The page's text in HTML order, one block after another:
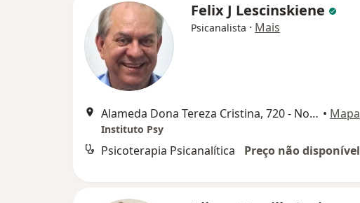
Felix J Lescinskiene
Psicanalista · Mais
Alameda Dona Tereza Cristina, 720 - Nova Petrópolis, São Bernardo do Campo • Mapa
Instituto Psy
Psicoterapia Psicanalítica Preço não disponível